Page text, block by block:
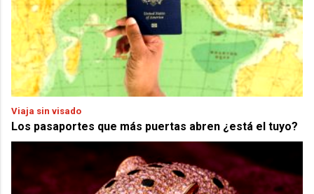
Viaja sin visado
Los pasaportes que más puertas abren ¿está el tuyo?